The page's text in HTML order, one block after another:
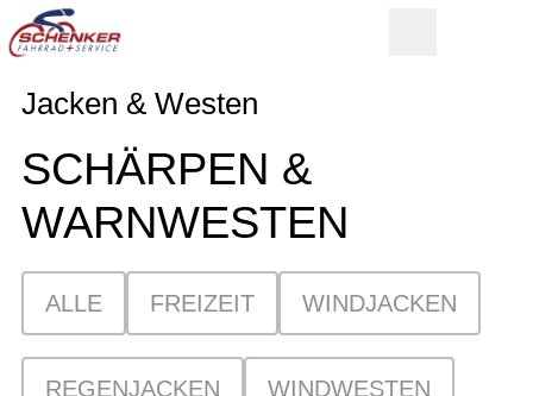
Jacken & Westen
SCHÄRPEN &
WARNWESTEN
ALLE FREIZEIT WINDJACKEN
REGENJACKEN WINDWESTEN